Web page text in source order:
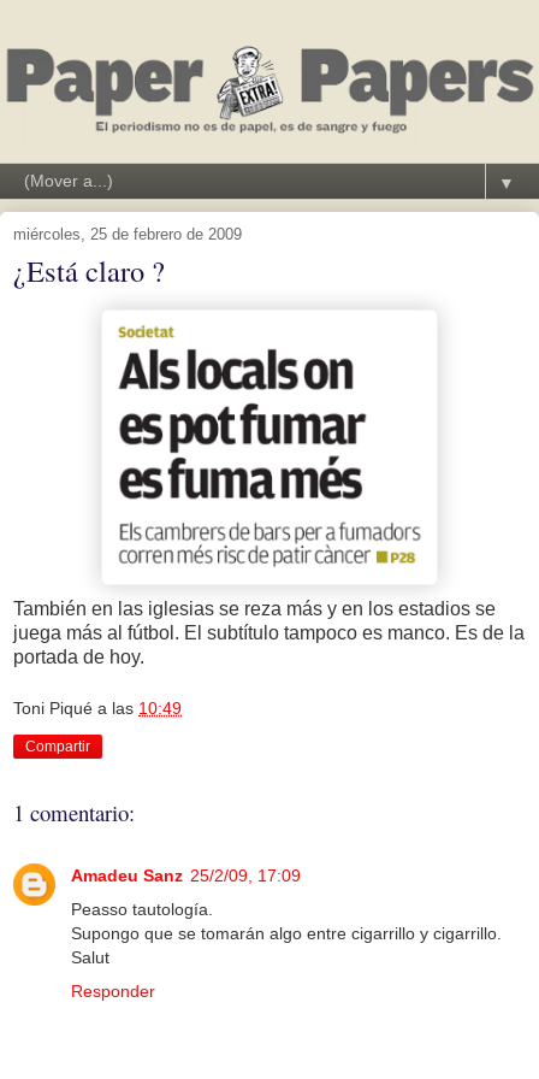
▼
miércoles, 25 de febrero de 2009
¿Está claro ?
También en las iglesias se reza más y en los estadios se
juega más al fútbol. El subtítulo tampoco es manco. Es de la
portada de hoy.
Toni Piqué a las 10:49
Compartir
1 comentario:
Amadeu Sanz 25/2/09, 17:09
Peasso tautología.
Supongo que se tomarán algo entre cigarrillo y cigarrillo.
Salut
Responder